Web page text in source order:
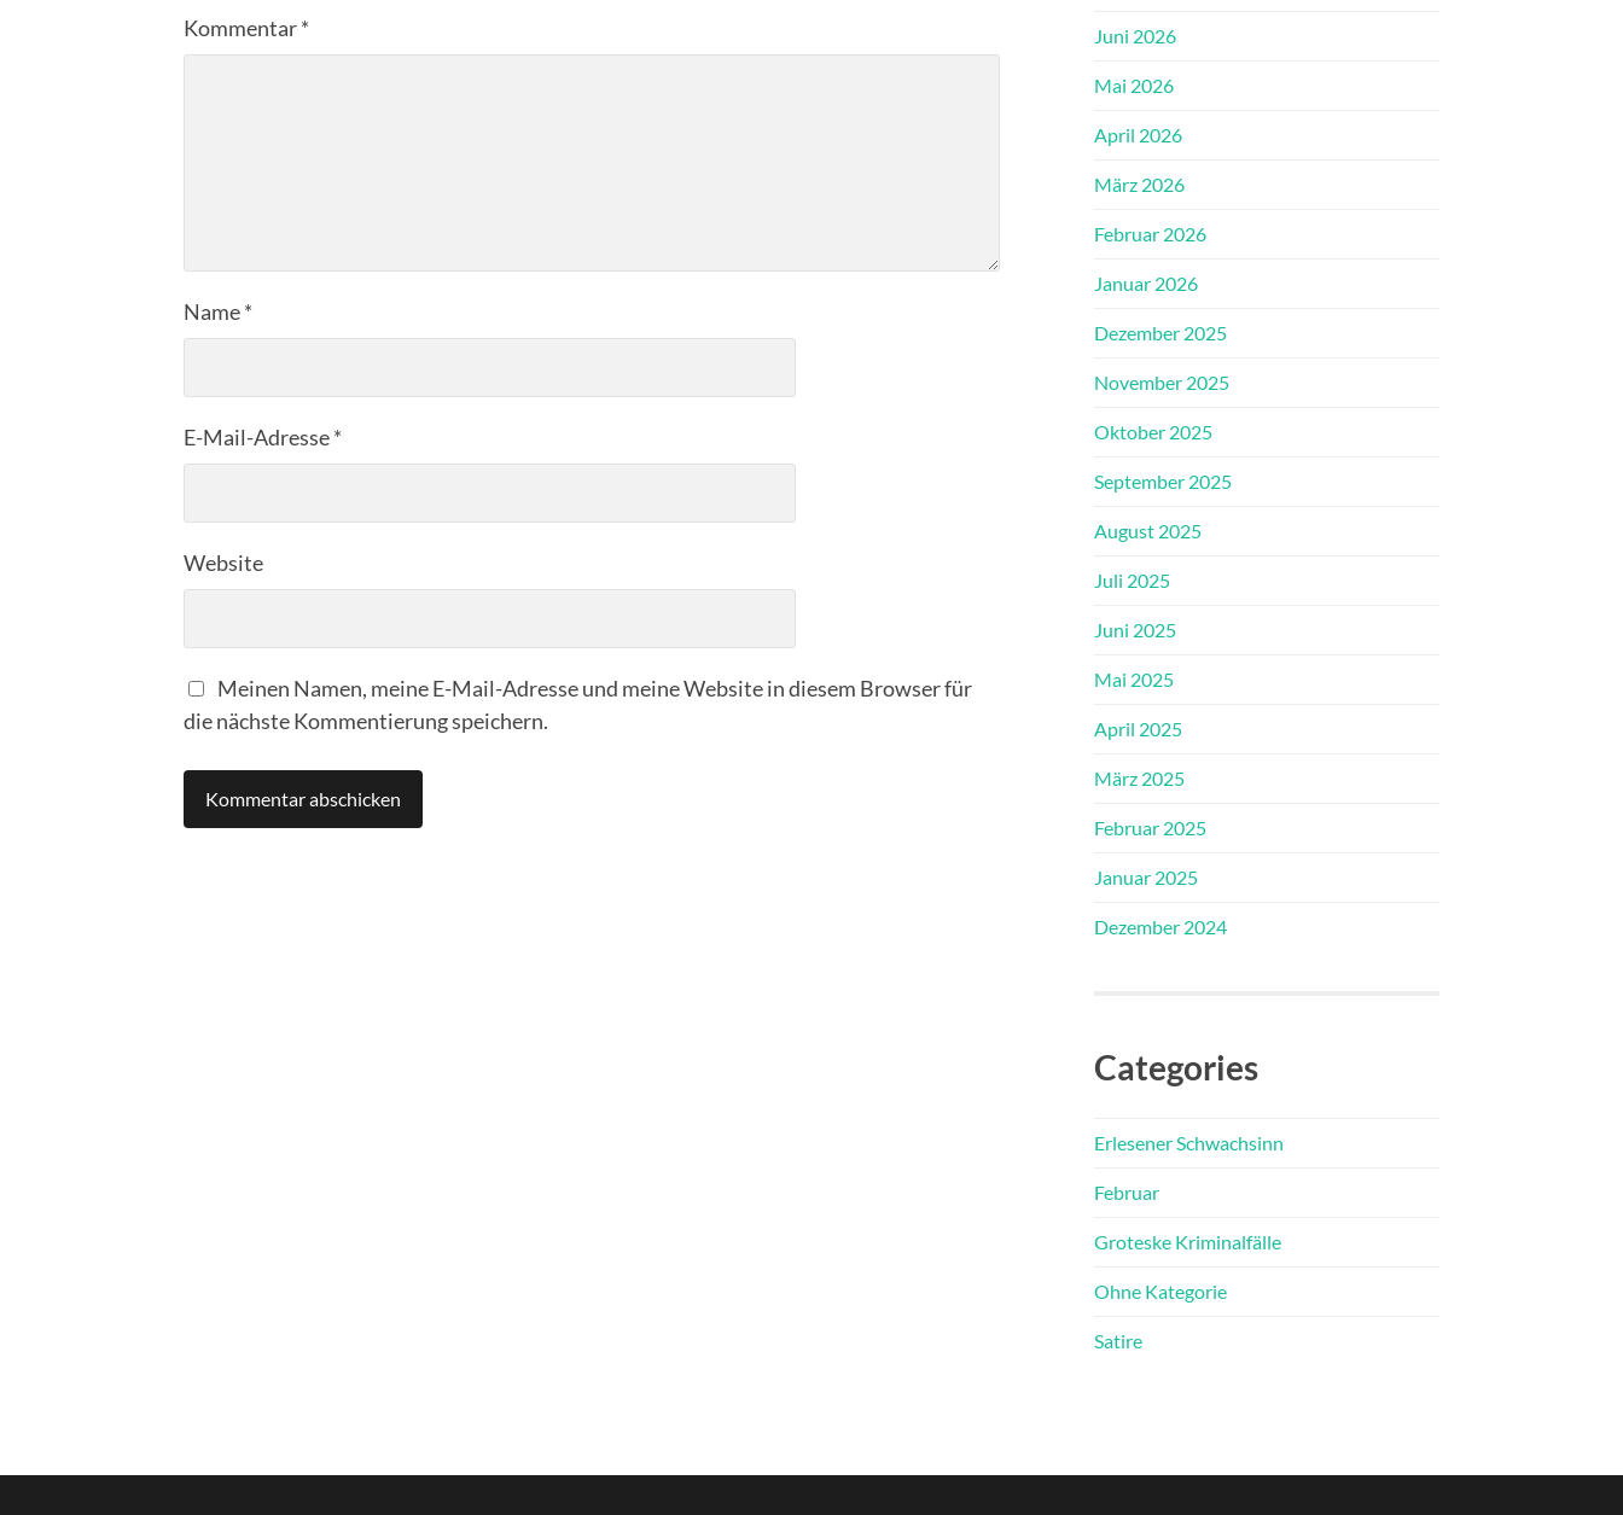
Kommentar*
Name*
E-Mail-Adresse*
Website
Meinen Namen, meine E-Mail-Adresse und meine Website in diesem Browser für
die nächste Kommentierung speichern.
Juni 2026
Mai 2026
April 2026
März 2026
Februar 2026
Januar 2026
Dezember 2025
November 2025
Oktober 2025
September 2025
August 2025
Juli 2025
Juni 2025
Mai 2025
April 2025
März 2025
Februar 2025
Januar 2025
Dezember 2024
Categories
Erlesener Schwachsinn
Februar
Groteske Kriminalfälle
Ohne Kategorie
Satire